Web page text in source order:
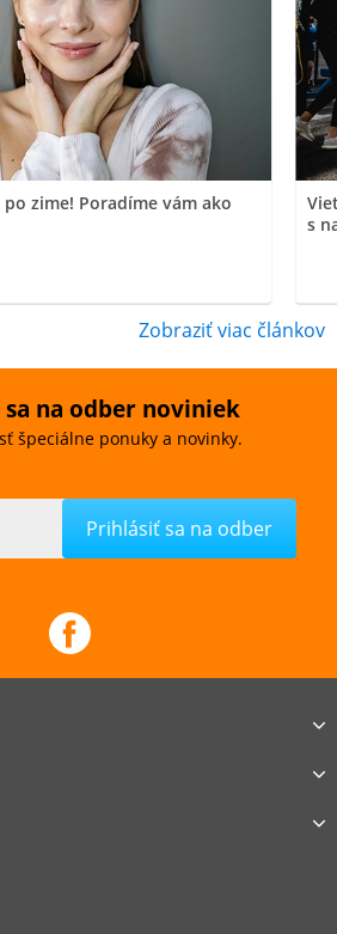
zime! Poradíme vám ako
s
Zobraziť viac článkov
na odber noviniek
špeciálne ponuky a novinky.